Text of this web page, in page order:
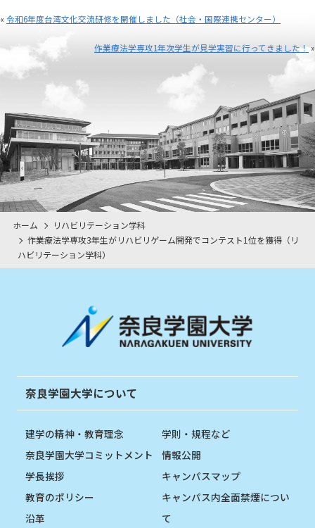
« 令和6年度台湾文化交流研修を開催しました（社会・国際連携センター）
作業療法学専攻1年次学生が見学実習に行ってきました！ »
ホーム
リハビリテーション学科
作業療法学専攻3年生がリハビリゲーム開発でコンテスト1位を獲得（リ
ハビリテーション学科）
奈良学園大学について
建学の精神・教育理念
奈良学園大学コミットメント
学長挨拶
教育のポリシー
沿革
学則・規程など
情報公開
キャンパスマップ
キャンパス内全面禁煙につい
て